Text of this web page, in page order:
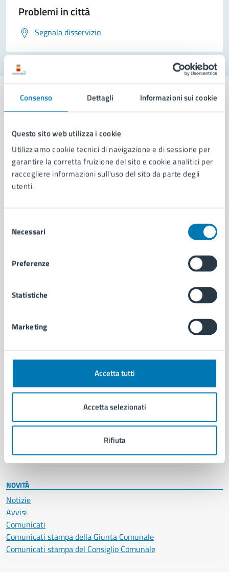
Consenso Dettagli Informazioni sui cookie
Questo sito web utilizza i cookie
Utilizziamo cookie tecnici di navigazione e di sessione per
garantire la corretta fruizione del sito e cookie analitici per
raccogliere informazioni sull'uso del sito da parte degli
utenti.
delNecessari
Preferenze
Statistiche
Marketing
Accetta tutti
Accetta selezionati
Rifiuta
Problemi in città
Segnala disservizio
Comune di Napoli
AMMINISTRAZIONE
Aree amministrative
Organi di governo
Enti e fondazioni
Documenti e dati
Ambiente
Cultura e tempo libero
Educazione e formazione
Giustizia e sicurezza pubblica
Salute, benessere e assistenza
NOVITÀ
Notizie
Avvisi
Comunicati
Comunicati stampa della Giunta Comunale
Comunicati stampa del Consiglio Comunale